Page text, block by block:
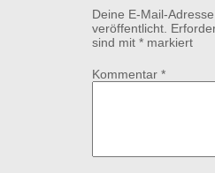
Deine E-Mail-
veröffentlicht.
sind mit * markiert
Kommentar *